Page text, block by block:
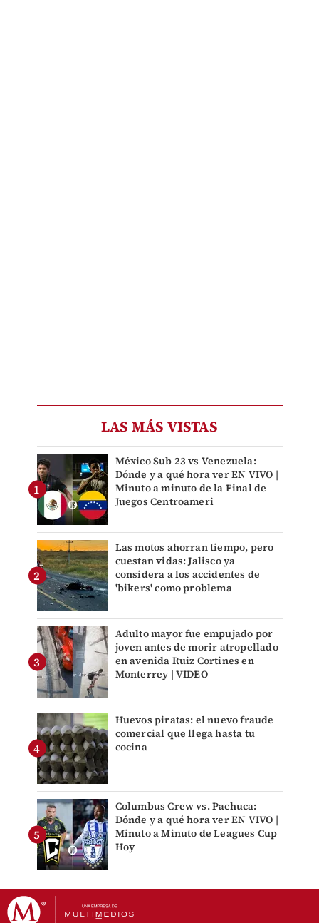
LAS MÁS VISTAS
México Sub 23 vs Venezuela:
Dónde y a qué hora ver EN VIVO |
Minuto a minuto de la Final de
Juegos Centroameri
Las motos ahorran tiempo, pero
cuestan vidas: Jalisco ya
considera a los accidentes de
'bikers' como problema
Adulto mayor fue empujado por
joven antes de morir atropellado
en avenida Ruiz Cortines en
Monterrey | VIDEO
Huevos piratas: el nuevo fraude
comercial que llega hasta tu
cocina
Columbus Crew vs. Pachuca:
Dónde y a qué hora ver EN VIVO |
Minuto a Minuto de Leagues Cup
Hoy